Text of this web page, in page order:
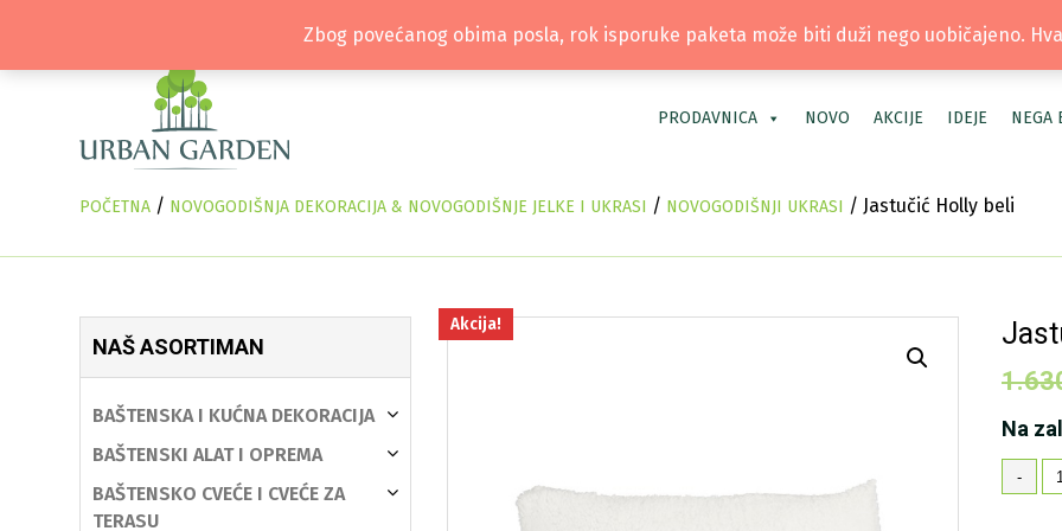
TEL: +381 66 40 40 30 | LOKACIJA:
PRODAVNICA NOVO AKCIJE IDEJE NEGA
POČETNA / NOVOGODIŠNJA DEKORACIJA & NOVOGODIŠNJE JELKE I UKRASI / NOVOGODIŠNJI UKRASI / Jastučić Holly beli
NAŠ ASORTIMAN
BAŠTENSKA I KUĆNA DEKORACIJA
BAŠTENSKI ALAT I OPREMA
BAŠTENSKO CVEĆE I CVEĆE ZA
TERASU
Akcija!
Na
-
Zbog povećanog obima posla, rok isporuke paketa može biti duži nego uobičajeno.